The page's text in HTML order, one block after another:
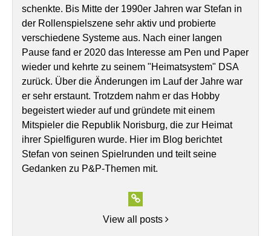
schenkte. Bis Mitte der 1990er Jahren war Stefan in
der Rollenspielszene sehr aktiv und probierte
verschiedene Systeme aus. Nach einer langen
Pause fand er 2020 das Interesse am Pen und Paper
wieder und kehrte zu seinem "Heimatsystem" DSA
zurück. Über die Änderungen im Lauf der Jahre war
er sehr erstaunt. Trotzdem nahm er das Hobby
begeistert wieder auf und gründete mit einem
Mitspieler die Republik Norisburg, die zur Heimat
ihrer Spielfiguren wurde. Hier im Blog berichtet
Stefan von seinen Spielrunden und teilt seine
Gedanken zu P&P-Themen mit.
View all posts